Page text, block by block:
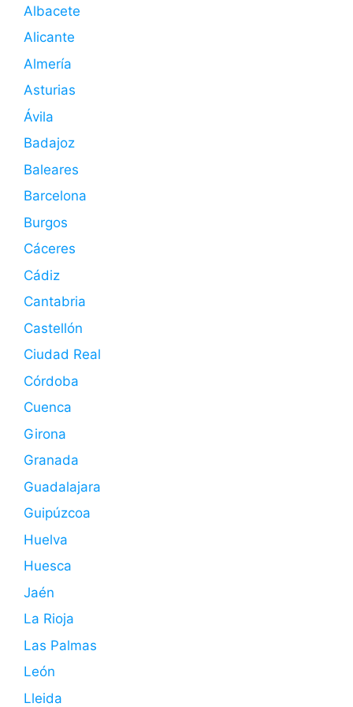
Albacete
Alicante
Almería
Asturias
Ávila
Badajoz
Baleares
Barcelona
Burgos
Cáceres
Cádiz
Cantabria
Castellón
Ciudad Real
Córdoba
Cuenca
Girona
Granada
Guadalajara
Guipúzcoa
Huelva
Huesca
Jaén
La Rioja
Las Palmas
León
Lleida